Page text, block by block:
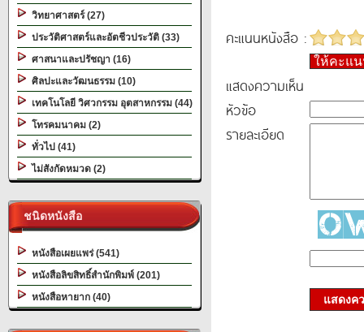
วิทยาศาสตร์ (27)
ประวัติศาสตร์และอัตชีวประวัติ (33)
ศาสนาและปรัชญา (16)
ศิลปะและวัฒนธรรม (10)
เทคโนโลยี วิศวกรรม อุตสาหกรรม (44)
โทรคมนาคม (2)
ทั่วไป (41)
ไม่สังกัดหมวด (2)
ชนิดหนังสือ
หนังสือเผยแพร่ (541)
หนังสือลิขสิทธิ์สำนักพิมพ์ (201)
หนังสือหายาก (40)
คะแนนหนังสือ :
ให้คะแ
แสดงความเห็น
หัวข้อ
รายละเอียด
แสดงค